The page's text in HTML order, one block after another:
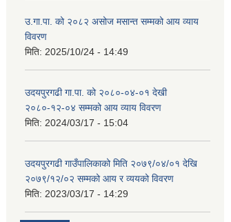
उ.गा.पा. को २०८२ असोज मसान्त सम्मको आय व्याय
विवरण
मिति: 2025/10/24 - 14:49
उदयपुरगढी गा.पा. को २०८०-०४-०१ देखी
२०८०-१२-०४ सम्मको आय व्याय विवरण
मिति: 2024/03/17 - 15:04
उदयपुरगढी गाउँपालिकाको मिति २०७९/०४/०१ देखि
२०७९/१२/०२ सम्मको आय र व्ययको विवरण
मिति: 2023/03/17 - 14:29